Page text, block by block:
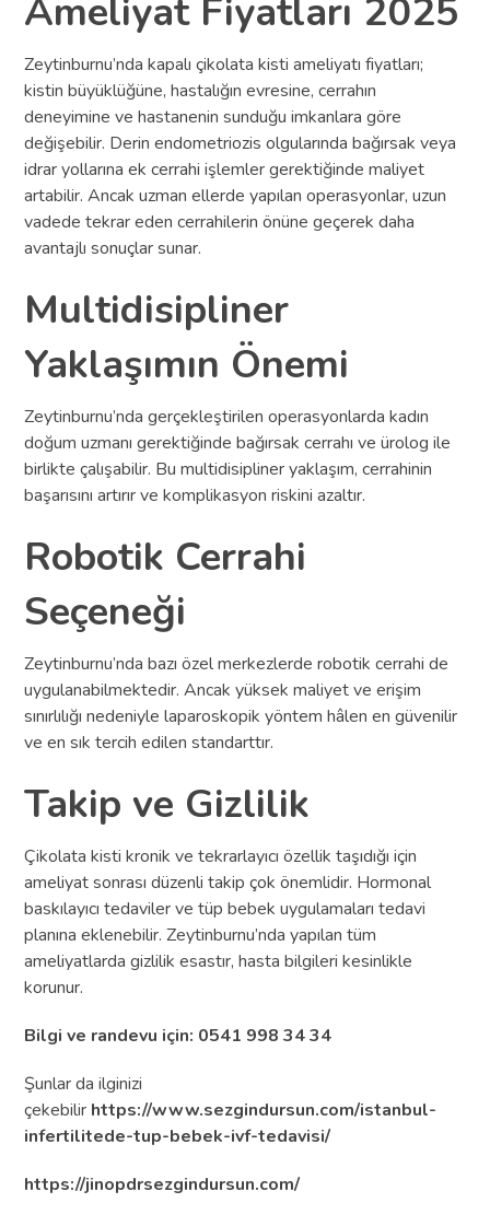
Ameliyat Fiyatları 2025
Zeytinburnu’nda kapalı çikolata kisti ameliyatı fiyatları;
kistin büyüklüğüne, hastalığın evresine, cerrahın
deneyimine ve hastanenin sunduğu imkanlara göre
değişebilir. Derin endometriozis olgularında bağırsak veya
idrar yollarına ek cerrahi işlemler gerektiğinde maliyet
artabilir. Ancak uzman ellerde yapılan operasyonlar, uzun
vadede tekrar eden cerrahilerin önüne geçerek daha
avantajlı sonuçlar sunar.
Multidisipliner
Yaklaşımın Önemi
Zeytinburnu’nda gerçekleştirilen operasyonlarda kadın
doğum uzmanı gerektiğinde bağırsak cerrahı ve ürolog ile
birlikte çalışabilir. Bu multidisipliner yaklaşım, cerrahinin
başarısını artırır ve komplikasyon riskini azaltır.
Robotik Cerrahi
Seçeneği
Zeytinburnu’nda bazı özel merkezlerde robotik cerrahi de
uygulanabilmektedir. Ancak yüksek maliyet ve erişim
sınırlılığı nedeniyle laparoskopik yöntem hâlen en güvenilir
ve en sık tercih edilen standarttır.
Takip ve Gizlilik
Çikolata kisti kronik ve tekrarlayıcı özellik taşıdığı için
ameliyat sonrası düzenli takip çok önemlidir. Hormonal
baskılayıcı tedaviler ve tüp bebek uygulamaları tedavi
planına eklenebilir. Zeytinburnu’nda yapılan tüm
ameliyatlarda gizlilik esastır, hasta bilgileri kesinlikle
korunur.
Bilgi ve randevu için: 0541 998 34 34
Şunlar da ilginizi
çekebilir https://www.sezgindursun.com/istanbul-
infertilitede-tup-bebek-ivf-tedavisi/
https://jinopdrsezgindursun.com/